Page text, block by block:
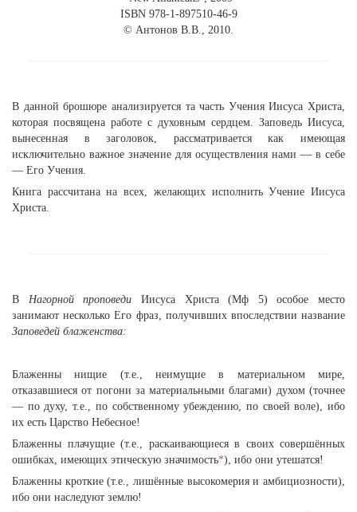
ISBN 978-1-897510-46-9
© Антонов В.В., 2010.
В данной брошюре анализируется та часть Учения Иисуса Христа,
которая посвящена работе с духовным сердцем. Заповедь Иисуса,
вынесенная в заголовок, рассматривается как имеющая
исключительно важное значение для осуществления нами — в себе
— Его Учения.
Книга рассчитана на всех, желающих исполнить Учение Иисуса
Христа.
В Нагорной проповеди Иисуса Христа (Мф 5) особое место
занимают несколько Его фраз, получивших впоследствии название
Заповедей блаженства:
Блаженны нищие (т.е., неимущие в материальном мире,
отказавшиеся от погони за материальными благами) духом (точнее
— по духу, т.е., по собственному убеждению, по своей воле), ибо
их есть Царство Небесное!
Блаженны плачущие (т.е., раскаивающиеся в своих совершённых
ошибках, имеющих этическую значимость*), ибо они утешатся!
Блаженны кроткие (т.е., лишённые высокомерия и амбициозности),
ибо они наследуют землю!